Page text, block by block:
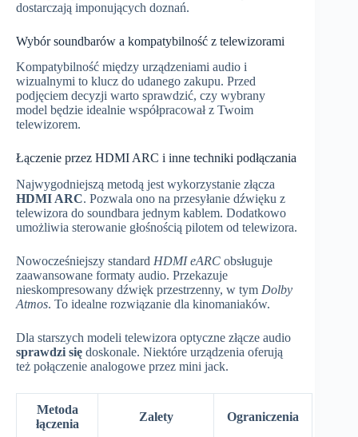
dostarczają imponujących doznań.
Wybór soundbarów a kompatybilność z telewizorami
Kompatybilność między urządzeniami audio i
wizualnymi to klucz do udanego zakupu. Przed
podjęciem decyzji warto sprawdzić, czy wybrany
model będzie idealnie współpracował z Twoim
telewizorem.
Łączenie przez HDMI ARC i inne techniki podłączania
Najwygodniejszą metodą jest wykorzystanie złącza
HDMI ARC. Pozwala ono na przesyłanie dźwięku z
telewizora do soundbara jednym kablem. Dodatkowo
umożliwia sterowanie głośnością pilotem od telewizora.
Nowocześniejszy standard HDMI eARC obsługuje
zaawansowane formaty audio. Przekazuje
nieskompresowany dźwięk przestrzenny, w tym Dolby
Atmos. To idealne rozwiązanie dla kinomaniaków.
Dla starszych modeli telewizora optyczne złącze audio
sprawdzi się doskonale. Niektóre urządzenia oferują
też połączenie analogowe przez mini jack.
Metoda
łączenia
Zalety Ograniczenia